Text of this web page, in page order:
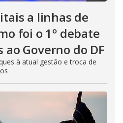
a linhas de
foi o 1º debate
Governo do DF
à atual gestão e troca de